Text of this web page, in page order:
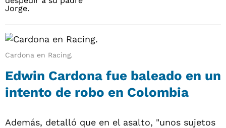
Cardona en Racing.
Edwin Cardona fue baleado en un
intento de robo en Colombia
Además, detalló que en el asalto, "unos sujetos